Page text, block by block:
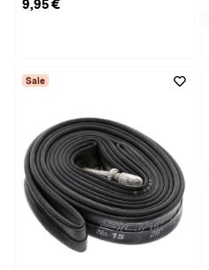
9,95 €
Sale